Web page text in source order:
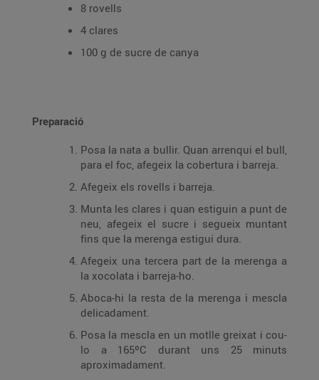
8 rovells
4 clares
100 g de sucre de canya
Preparació
Posa la nata a bullir. Quan arrenqui el bull,
para el foc, afegeix la cobertura i barreja.
Afegeix els rovells i barreja.
Munta les clares i quan estiguin a punt de
neu, afegeix el sucre i segueix muntant
fins que la merenga estigui dura.
Afegeix una tercera part de la merenga a
la xocolata i barreja-ho.
Aboca-hi la resta de la merenga i mescla
delicadament.
Posa la mescla en un motlle greixat i cou-
lo a 165ºC durant uns 25 minuts
aproximadament.